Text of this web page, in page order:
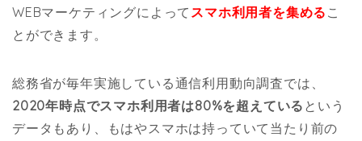
WEBマーケティングによって スマホ利用者を集める こ
とができます。
総務省が毎年実施している通信利用動向調査では、
2020年時点でスマホ利用者は80%を超えている という
データもあり、もはやスマホは持っていて当たり前の